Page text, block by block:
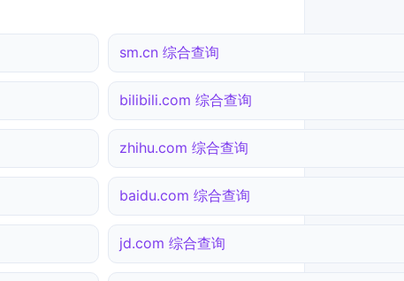
sm.cn 综合查询
bilibili.com 综合查询
zhihu.com 综合查询
baidu.com 综合查询
jd.com 综合查询